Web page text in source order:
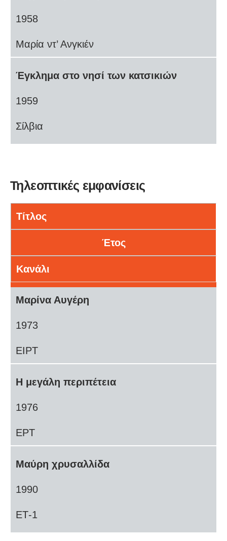
1958
Μαρία ντ’ Ανγκιέν
Έγκλημα στο νησί των κατσικιών
1959
Σίλβια
Τηλεοπτικές εμφανίσεις
Τίτλος
Έτος
Κανάλι
Μαρίνα Αυγέρη
1973
ΕΙΡΤ
Η μεγάλη περιπέτεια
1976
ΕΡΤ
Μαύρη χρυσαλλίδα
1990
ΕΤ-1